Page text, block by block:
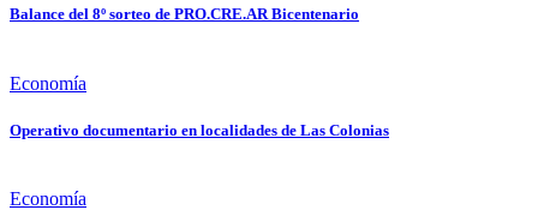
Balance del 8º sorteo de PRO.CRE.AR Bicentenario
Economía
Operativo documentario en localidades de Las Colonias
Economía